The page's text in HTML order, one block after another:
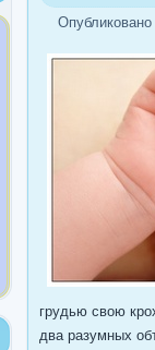
грудью свою
два разумных